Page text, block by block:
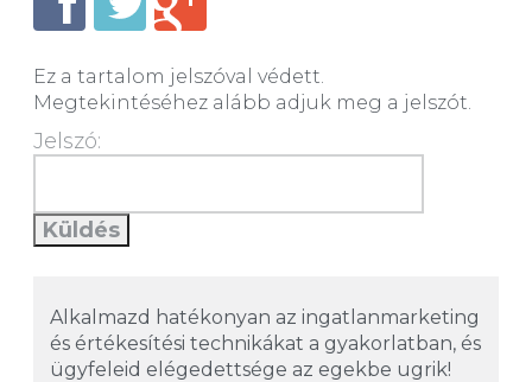
Ez a tartalom jelszóval védett.
Megtekintéséhez alább adjuk meg a jelszót.
Jelszó:
Alkalmazd hatékonyan az ingatlanmarketing
és értékesítési technikákat a gyakorlatban, és
ügyfeleid elégedettsége az egekbe ugrik!